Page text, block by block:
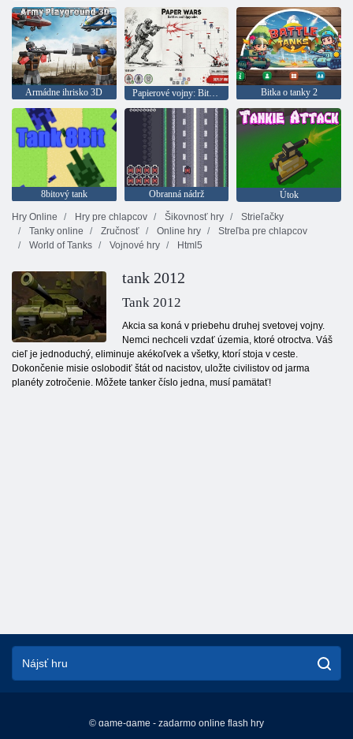
Armádne ihrisko 3D Papierové vojny: Bitky a vylepšenia Bitka o tanky 2
8bitový tank Obranná nádrž
Útok
Hry Online
Hry pre chlapcov Šikovnosť hry
Strieľačky
Tanky online
Zručnosť Online hry
Streľba pre chlapcov
World of Tanks
Vojnové hry Html5
tank 2012
Tank 2012
Akcia sa koná v priebehu druhej svetovej vojny.
Nemci nechceli vzdať územia, ktoré otroctva. Váš
cieľ je jednoduchý, eliminuje akékoľvek a všetky, ktorí stoja v ceste.
Dokončenie misie oslobodiť štát od nacistov, uložte civilistov od jarma
planéty zotročenie. Môžete tanker číslo jedna, musí pamätať!
© game-game - zadarmo online flash hry